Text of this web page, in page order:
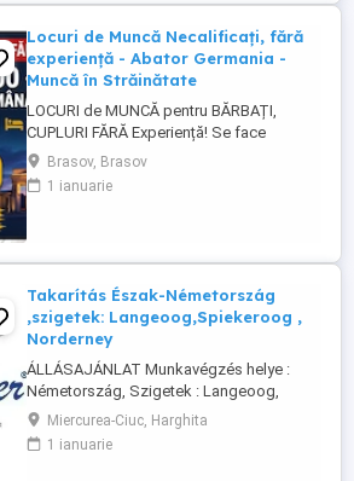
Locuri de Muncă Necalificați, fără
experiență - Abator Germania -
Muncă în Străinătate
LOCURI de MUNCĂ pentru BĂRBAȚI,
CUPLURI FĂRĂ Experiență! Se face
INSTRUIRE la Locul de Muncă! BENEFICII: -
Contract de Muncă German - Cazare
Asigurată (doar 2 persoane pe cameră) -
Asigurare Medicală - Concediu Plătit Se ...
Brasov, Brasov
1 ianuarie
Takarítás Észak-Németország
,szigetek: Langeoog,Spiekeroog ,
Norderney
ÁLLÁSAJÁNLAT Munkavégzés helye :
Németország, Szigetek : Langeoog,
Spiekeroog, Norderney A Besenflitzer cég
lakások, de más létesítmények
takarítására is szakosodott, mint például
Miercurea-Ciuc, Harghita
1 ianuarie